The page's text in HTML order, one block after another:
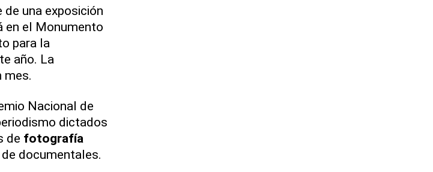
una exposición
en el Monumento
para la
año. La
mes.
Nacional de
dictados
de fotografía
documentales.